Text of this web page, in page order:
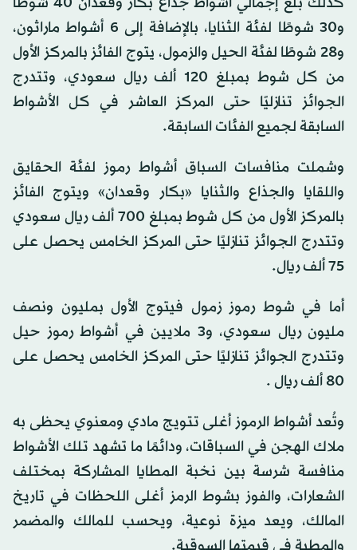
و30 شوطًا لفئة الثنايا، بالإضافة إلى 6 أشواط ماراثون،
و28 شوطًا لفئة الحيل والزمول، يتوج الفائز بالمركز الأول
من كل شوط بمبلغ 120 ألف ريال سعودي، وتتدرج
الجوائز تنازليًا حتى المركز العاشر في كل الأشواط
السابقة لجميع الفئات السابقة.
وشملت منافسات السباق أشواط رموز لفئة الحقايق
واللقايا والجذاع والثنايا «بكار وقعدان» ويتوج الفائز
بالمركز الأول من كل شوط بمبلغ 700 ألف ريال سعودي
وتتدرج الجوائز تنازليًا حتى المركز الخامس يحصل على
75 ألف ريال.
أما في شوط رموز زمول فيتوج الأول بمليون ونصف
مليون ريال سعودي، و3 ملايين في أشواط رموز حيل
وتتدرج الجوائز تنازليًا حتى المركز الخامس يحصل على
80 ألف ريال .
وتُعد أشواط الرموز أغلى تتويج مادي ومعنوي يحظى به
ملاك الهجن في السباقات، ودائمًا ما تشهد تلك الأشواط
منافسة شرسة بين نخبة المطايا المشاركة بمختلف
الشعارات، والفوز بشوط الرمز أغلى اللحظات في تاريخ
المالك، ويعد ميزة نوعية، ويحسب للمالك والمضمر